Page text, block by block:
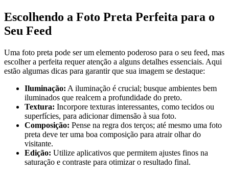
Escolhendo a ⁣Foto Preta ⁢Perfeita ‍para o
Seu Feed
Uma ⁢foto preta pode ser um elemento poderoso para ​o seu feed, mas
escolher a ⁣perfeita requer atenção a alguns​ detalhes essenciais. Aqui
estão algumas dicas para garantir que sua imagem se destaque:
Iluminação: A iluminação é crucial; busque ambientes ‍bem⁢
iluminados que realcem a profundidade do ‍preto.
Textura: Incorpore texturas interessantes, como tecidos ou
superfícies, para adicionar dimensão à sua​ foto.
Composição: Pense na regra dos terços; até mesmo uma ‌foto
preta deve ter‍ uma boa composição para atrair olhar do
visitante.
Edição: Utilize aplicativos que permitem ajustes finos na
saturação e contraste ‍para otimizar o resultado final.